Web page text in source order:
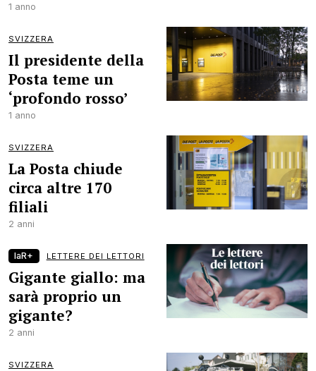
1 anno
SVIZZERA
Il presidente della
Posta teme un
‘profondo rosso’
1 anno
SVIZZERA
La Posta chiude
circa altre 170
filiali
2 anni
laR+ LETTERE DEI LETTORI
Gigante giallo: ma
sarà proprio un
gigante?
2 anni
SVIZZERA